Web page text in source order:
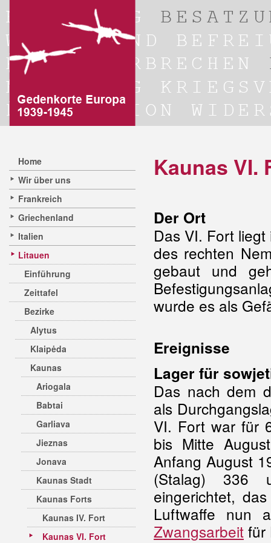
Home
Wir über uns
Frankreich
Griechenland
Italien
Litauen
Einführung
Zeittafel
Bezirke
Alytus
Klaipėda
Kaunas
Ariogala
Babtai
Garliava
Jieznas
Jonava
Kaunas Stadt
Kaunas Forts
Kaunas IV. Fort
Kaunas VI. Fort
Kaunas VI.
Der Ort
Das VI. Fort
des rechten
gebaut und
wurde es als
Ereignisse
Lager für
Das nach dem
als
VI. Fort war für
bis Mitte
Anfang August
(Stalag) 336
eingerichtet,
Luftwaffe nun
Zwangsarbeit für